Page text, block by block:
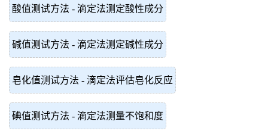
酸值测试方法 - 滴定法测定酸性成分
碱值测试方法 - 滴定法测定碱性成分
皂化值测试方法 - 滴定法评估皂化反应
碘值测试方法 - 滴定法测量不饱和度